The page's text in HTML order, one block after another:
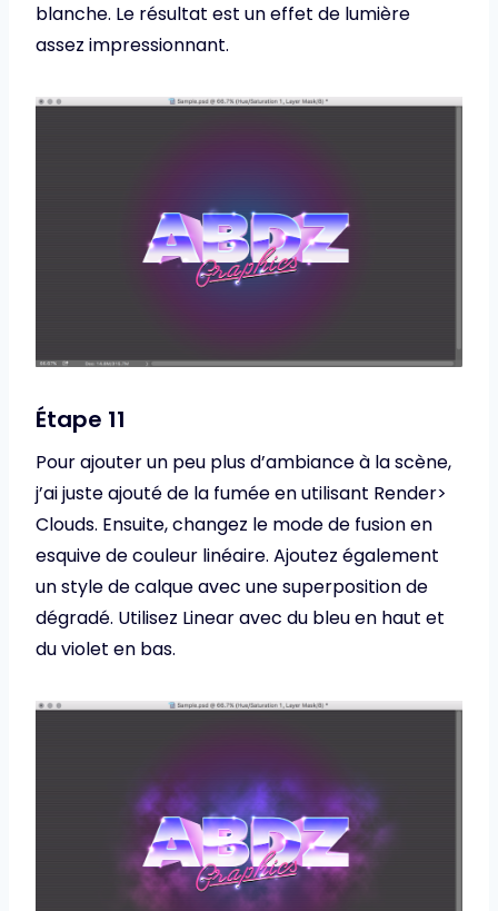
blanche. Le résultat est un effet de lumière
assez impressionnant.
Étape 11
Pour ajouter un peu plus d’ambiance à la scène,
j’ai juste ajouté de la fumée en utilisant Render>
Clouds. Ensuite, changez le mode de fusion en
esquive de couleur linéaire. Ajoutez également
un style de calque avec une superposition de
dégradé. Utilisez Linear avec du bleu en haut et
du violet en bas.